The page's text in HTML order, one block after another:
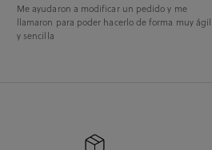
Me ayudaron a modificar un pedido y me
llamaron para poder hacerlo de forma muy ágil
y sencilla